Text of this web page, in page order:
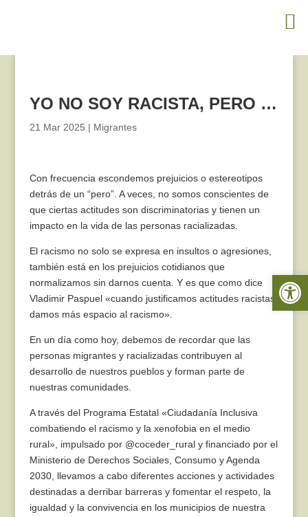
YO NO SOY RACISTA, PERO …
21 Mar 2025 | Migrantes
Con frecuencia escondemos prejuicios o estereotipos
detrás de un “pero”. A veces, no somos conscientes de
que ciertas actitudes son discriminatorias y tienen un
impacto en la vida de las personas racializadas.
El racismo no solo se expresa en insultos o agresiones,
también está en los prejuicios cotidianos que
normalizamos sin darnos cuenta. Y es que como dice
Vladimir Paspuel «cuando justificamos actitudes racistas,
damos más espacio al racismo».
En un día como hoy, debemos de recordar que las
personas migrantes y racializadas contribuyen al
desarrollo de nuestros pueblos y forman parte de
nuestras comunidades.
A través del Programa Estatal «Ciudadanía Inclusiva
combatiendo el racismo y la xenofobia en el medio
rural», impulsado por @coceder_rural y financiado por el
Ministerio de Derechos Sociales, Consumo y Agenda
2030, llevamos a cabo diferentes acciones y actividades
destinadas a derribar barreras y fomentar el respeto, la
igualdad y la convivencia en los municipios de nuestra
Abrir